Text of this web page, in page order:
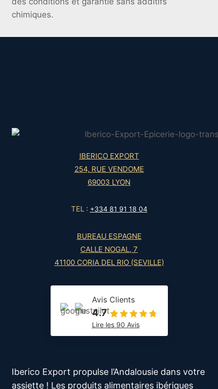
chimiques.
IBERICO EXPORT
254, RUE VENDOME
69003 LYON
TEL : +334 81 91 18 04
BUREAU ESPAGNE
CALLE NOGAL, 7
41100 CORIA DEL RIO (SEVILLE)
Avis Clients
4.7
Lire les 90 Avis
Iberico Export propulse l’Andalousie dans votre
assiette ! Les produits alimentaires ibériques